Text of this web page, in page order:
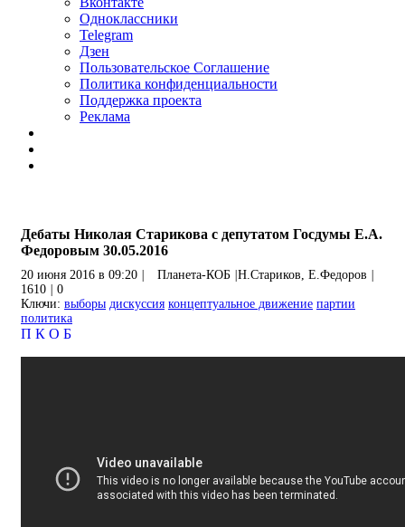
Одноклассники
Telegram
Дзен
Пользовательское Соглашение
Политика конфиденциальности
Поддержка проекта
Реклама
Дебаты Николая Старикова с депутатом Госдумы Е.А.
Федоровым 30.05.2016
20 июня 2016 в 09:20 Планета-КОБ Н.Стариков, Е.Федоров
1610
0
Ключи: выборы дискуссия концептуальное движение партии
политика
П К О Б